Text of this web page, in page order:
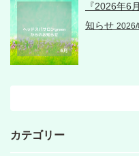
『2026年6
知らせ
カテゴリー